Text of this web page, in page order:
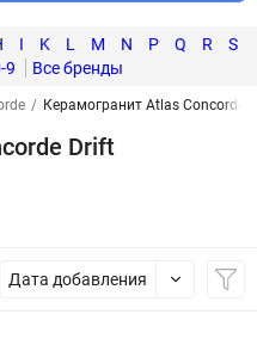
I K L M N P Q R
S
9
/ Керамогранит Atlas Concorde
Drift
Дата добавления